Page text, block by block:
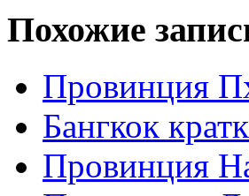
Похожие
Провинция
Бангкок
Провинция